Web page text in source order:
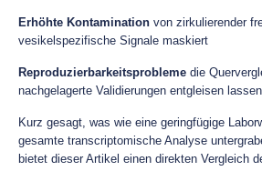
Erhöhte Kontamination von zirkulierender
vesikelspezifische Signale maskiert
Reproduzierbarkeitsprobleme die
nachgelagerte Validierungen entgleisen lassen
Kurz gesagt, was wie eine geringfügige
gesamte transcriptomische Analyse
bietet dieser Artikel einen direkten Vergleich